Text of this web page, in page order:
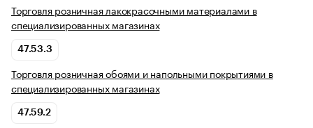
Торговля розничная лакокрасочными материалами в
специализированных магазинах
47.53.3
Торговля розничная обоями и напольными покрытиями в
специализированных магазинах
47.59.2